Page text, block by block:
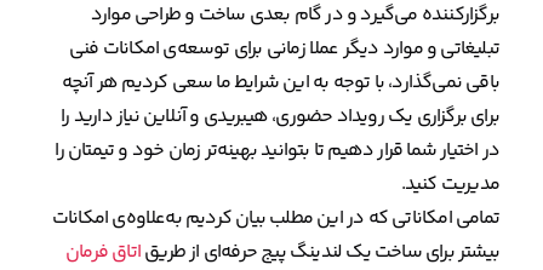
برگزارکننده می‌گیرد و در گام بعدی ساخت و طراحی موارد
تبلیغاتی و موارد دیگر عملا زمانی برای توسعه‌ی امکانات فنی
باقی نمی‌گذارد، با توجه به این شرایط ما سعی کردیم هر آنچه
برای برگزاری یک رویداد حضوری، هیبریدی و آنلاین نیاز دارید را
در اختیار شما قرار دهیم تا بتوانید بهینه‌تر زمان خود و تیمتان را
مدیریت کنید.
تمامی امکاناتی که در این مطلب بیان کردیم به‌علاوه‌ی امکانات
بیشتر برای ساخت یک لندینگ پیج حرفه‌ای از طریقاتاق فرمان